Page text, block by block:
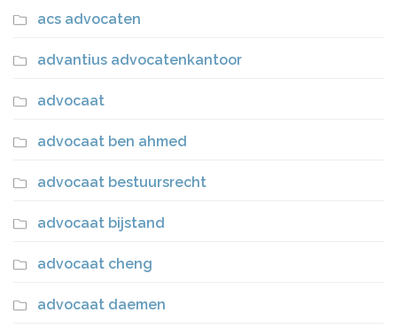
acs advocaten
advantius advocatenkantoor
advocaat
advocaat ben ahmed
advocaat bestuursrecht
advocaat bijstand
advocaat cheng
advocaat daemen